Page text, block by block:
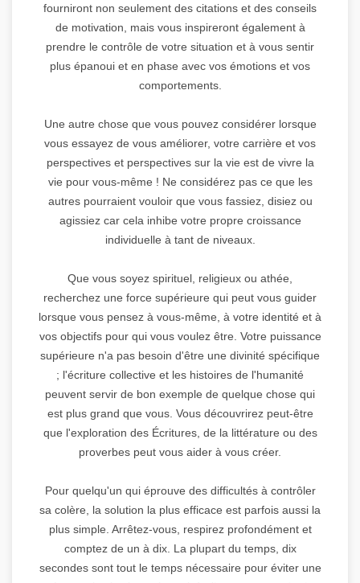
fourniront non seulement des citations et des conseils
de motivation, mais vous inspireront également à
prendre le contrôle de votre situation et à vous sentir
plus épanoui et en phase avec vos émotions et vos
comportements.
Une autre chose que vous pouvez considérer lorsque
vous essayez de vous améliorer, votre carrière et vos
perspectives et perspectives sur la vie est de vivre la
vie pour vous-même ! Ne considérez pas ce que les
autres pourraient vouloir que vous fassiez, disiez ou
agissiez car cela inhibe votre propre croissance
individuelle à tant de niveaux.
Que vous soyez spirituel, religieux ou athée,
recherchez une force supérieure qui peut vous guider
lorsque vous pensez à vous-même, à votre identité et à
vos objectifs pour qui vous voulez être. Votre puissance
supérieure n'a pas besoin d'être une divinité spécifique
; l'écriture collective et les histoires de l'humanité
peuvent servir de bon exemple de quelque chose qui
est plus grand que vous. Vous découvrirez peut-être
que l'exploration des Écritures, de la littérature ou des
proverbes peut vous aider à vous créer.
Pour quelqu'un qui éprouve des difficultés à contrôler
sa colère, la solution la plus efficace est parfois aussi la
plus simple. Arrêtez-vous, respirez profondément et
comptez de un à dix. La plupart du temps, dix
secondes sont tout le temps nécessaire pour éviter une